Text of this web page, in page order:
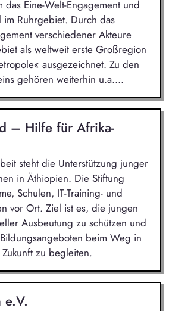
das Eine-Welt-Engagement und
Ruhrgebiet. Durch das
verschiedener Akteure
als weltweit erste Großregion
ausgezeichnet. Zu den
gehören weiterhin u.a....
– Hilfe für Afrika-
steht die Unterstützung junger
in Äthiopien. Die Stiftung
Schulen, IT-Training- und
vor Ort. Ziel ist es, die jungen
Ausbeutung zu schützen und
beim Weg in
zu begleiten.
e.V.